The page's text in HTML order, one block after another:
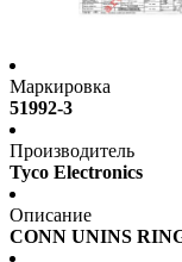
Маркировка
51992-3
Производитель
Tyco Electronics
Описание
CONN UNINS